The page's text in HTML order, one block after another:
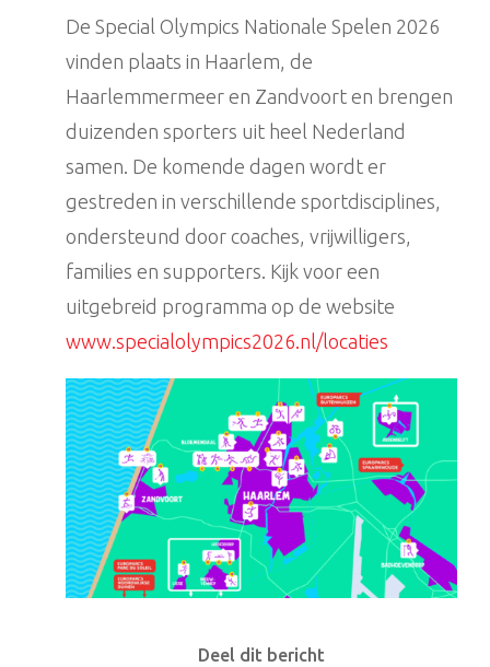
De Special Olympics Nationale Spelen 2026
vinden plaats in Haarlem, de
Haarlemmermeer en Zandvoort en brengen
duizenden sporters uit heel Nederland
samen. De komende dagen wordt er
gestreden in verschillende sportdisciplines,
ondersteund door coaches, vrijwilligers,
families en supporters. Kijk voor een
uitgebreid programma op de website
www.specialolympics2026.nl/locaties
Deel dit bericht